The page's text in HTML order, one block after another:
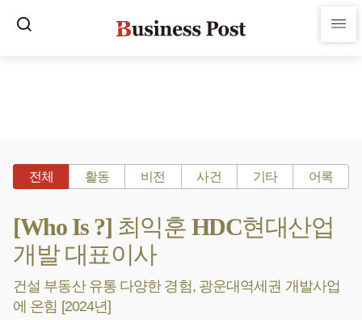
전체 활동 비전 사건 기타 어록
[Who Is ?] 최익훈 HDC현대산업
개발 대표이사
건설 부동산 유통 다양한 경험, 광운대역세권 개발사업
에 온힘 [2024년]